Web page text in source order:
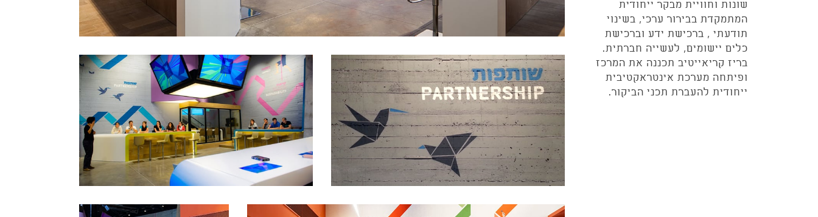
שונות וחוויית מבקר ייחודית
המתמקדת בבירור ערכי, בשינוי
תודעתי , ברכישת ידע וברכישת
כלים יישומים, לעשייה חברתית.
בריז קריאייטיב תכננה את המרכז
ופיתחה מערכת אינטראקטיבית
ייחודית להעברת תכני הביקור.